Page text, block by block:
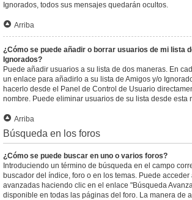
Ignorados, todos sus mensajes quedarán ocultos.
Arriba
¿Cómo se puede añadir o borrar usuarios de mi lista
Ignorados?
Puede añadir usuarios a su lista de dos maneras. En
un enlace para añadirlo a su lista de Amigos y/o
hacerlo desde el Panel de Control de Usuario
nombre. Puede eliminar usuarios de su lista desde esta
Arriba
Búsqueda en los foros
¿Cómo se puede buscar en uno o varios foros?
Introduciendo un término de búsqueda en el campo
buscador del índice, foro o en los temas. Puede
avanzadas haciendo clic en el enlace "Búsqueda
disponible en todas las páginas del foro. La manera de